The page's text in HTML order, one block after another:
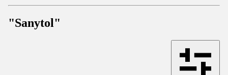
"Sanytol"